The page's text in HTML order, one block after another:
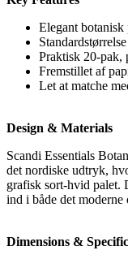
Elegant
Praktisk 20-pak,
Fremstillet af
Let at matche
Design & Materials
Scandi Essentials
det nordiske udtryk,
grafisk sort-hvid palet.
ind i både det
Dimensions &